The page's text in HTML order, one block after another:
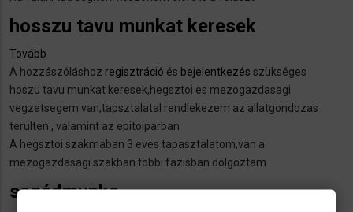
hosszu tavu munkat keresek
Tovább
tavu
munkat
keresek)
A hozzászóláshoz regisztráció és bejelentkezés szükséges
hoszu tavu munkat keresek,hegsztoi es mezogazdasagi
vegzetsegem van,tapsztalatal rendlekezem az allatgondozas
terulten , valamint az epitoiparban
A hegsztoi szakmaban 3 eves tapasztalatom,van a
mezogazdasagi szakban tobbi fazisban dolgoztam
segédmunka